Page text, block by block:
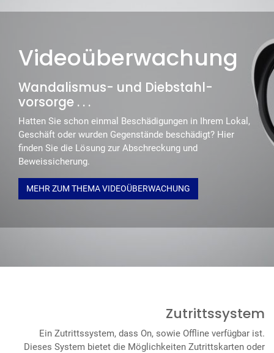
Videoüberwachung
Wandalismus- und Diebstahl-
vorsorge . . .
Hatten Sie schon einmal Beschädigungen in Ihrem Lokal,
Geschäft oder wurden Gegenstände beschädigt? Hier
finden Sie die Lösung zur Abschreckung und
Beweissicherung.
MEHR ZUM THEMA VIDEOÜBERWACHUNG
Zutrittssystem
Ein Zutrittssystem, dass On, sowie Offline verfügbar ist.
Dieses System bietet die Möglichkeiten Zutrittskarten oder